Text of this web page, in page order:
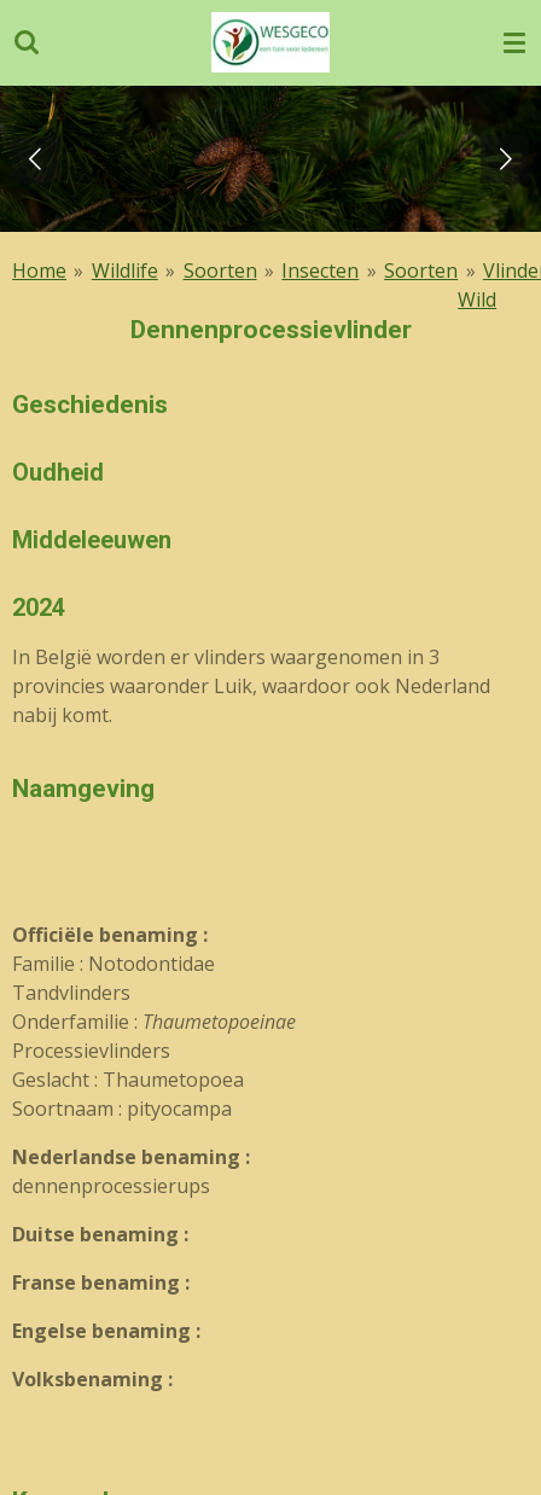
direct
naar
de
hoofdinhoud
Home » Wildlife » Soorten » Insecten » Soorten »
Wild
Dennenprocessievlinder
Geschiedenis
Oudheid
Middeleeuwen
2024
In België worden er vlinders waargenomen in 3
provincies waaronder Luik, waardoor ook Nederland
nabij komt.
Naamgeving
Officiële benaming :
Familie : Notodontidae
Tandvlinders
Onderfamilie : Thaumetopoeinae
Processievlinders
Geslacht : Thaumetopoea
Soortnaam : pityocampa
Nederlandse benaming :
dennenprocessierups
Duitse benaming :
Franse benaming :
Engelse benaming :
Volksbenaming :